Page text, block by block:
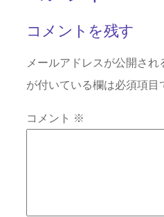
コメントを残す
メールアドレスが公開され
が付いている欄は必須項目
コメント ※